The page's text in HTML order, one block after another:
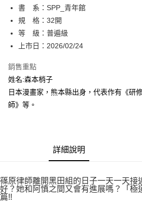
３．安心：先確認商品／服務後，再付款。
【「AFTEE先享後付」結帳流程】
１．於結帳方式選擇「AFTEE先享後付」後，將
結帳頁面，進行簡訊認證並確認金額後，即可完
２．訂單成立數日內，您將收到繳費通知簡訊。
ATM／網路銀行／等多元方式進行付款，方視為
※ 請注意：結帳手續完成當下不需立刻繳費，但
購買商品的店家。未經商家同意取消之訂單仍
後付繳納相關費用。
※ 交易是否成功請以「AFTEE先享後付 」之結
１．透過由恩沛科技股份有限公司提供之「
易，需依本服務之必要範圍內提供個人資料，並
２．關於個人資料處理事宜，請瀏覽以下網址：
https://aftee.tw/terms/#terms3
全家取貨付款
每筆NT$80，滿NT$500(含以上)免運費
付款後全家取貨
每筆NT$80，滿NT$500(含以上)免運費
付款後萊爾富取貨
每筆NT$80，滿NT$500(含以上)免運費
每筆NT$80，滿NT$500(含以上)免運費
書 系：SPP_青年館
規 格：32開
等 級：普遍級
上市日：2026/02/24
銷售重點
姓名:森本梢子
日本漫畫家，熊本縣出身，代表作有《研
師》等。
詳細說明
篠原律師離開黑田組的日子一天一天接
好？她和阿慎之間又會有進展嗎？「極
篇!!